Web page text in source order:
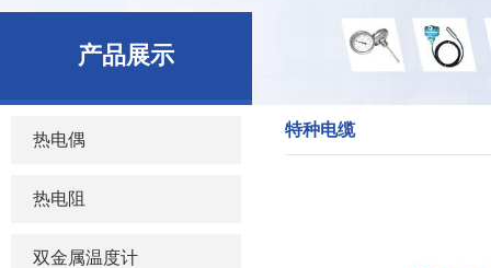
产品展示
热电偶
热电阻
双金属温度计
特种电缆